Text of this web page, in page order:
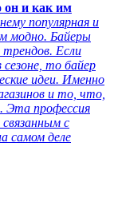
он и как им
популярная и
модно. Байеры
Если
сезоне, то байер
идеи. Именно
и то, что,
Эта профессия
с
самом деле